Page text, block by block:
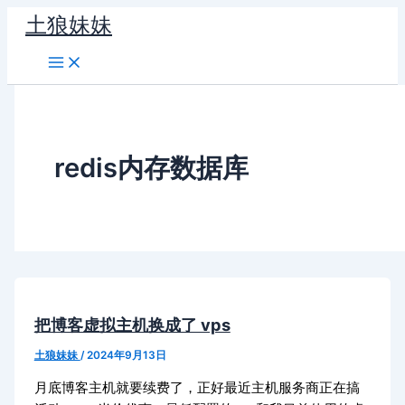
容
土狼妹妹
redis内存数据库
把博客虚拟主机换成了 vps
土狼妹妹 /2024年9月13日
月底博客主机就要续费了，正好最近主机服务商正在搞